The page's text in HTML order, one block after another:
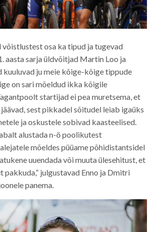
osa ka tipud ja tugevad
aasta sarja üldvõitjad Martin Loo ja
kuuluvad ju meie kõige-kõige tippude
on sari mõeldud ikka kõigile
startijad ei pea muretsema, et
sest pikkadel sõitudel leiab igaüks
ja oskustele sobivad kaasteelised.
alustada n-ö poolikutest
mõeldes püüame põhidistantsidel
uuendada või muuta ülesehitust, et
pakkuda,“ julgustavad Enno ja Dmitri
panema.